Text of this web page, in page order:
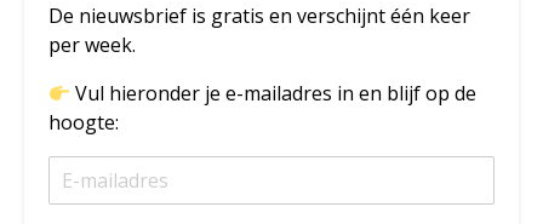
De nieuwsbrief is gratis en verschijnt één keer
per week.
Vul hieronder je e-mailadres in en blijf op de
hoogte: